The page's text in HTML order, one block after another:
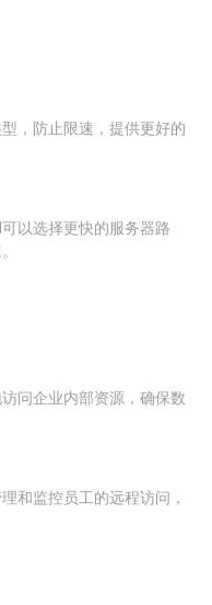
，防止限速，提供更好的
以选择更快的服务器路
问企业内部资源，确保数
和监控员工的远程访问，